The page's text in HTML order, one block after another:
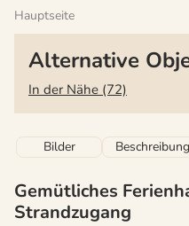
Hauptseite
Alternative
In der Nähe (72)
Bilder Beschreibung
Gemütliches
Strandzugang